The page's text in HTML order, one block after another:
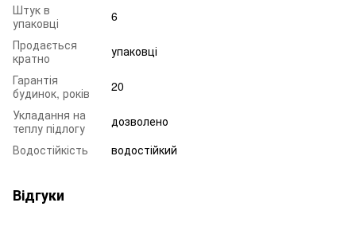
Штук в
упаковці
6
Продається
кратно
упаковці
Гарантія
будинок, років
20
Укладання на
теплу підлогу
дозволено
Водостійкість
водостійкий
Відгуки